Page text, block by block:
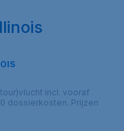
incl. vooraf
dossierkosten. Prijzen